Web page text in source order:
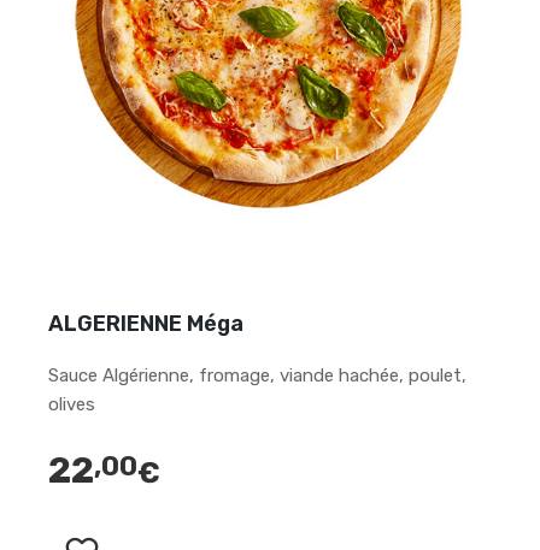
ALGERIENNE Méga
Sauce Algérienne, fromage, viande hachée, poulet,
olives
22,00€